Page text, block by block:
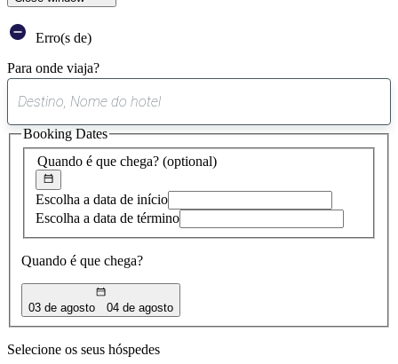
Erro(s de)
Para onde viaja?
sugestão
encontrada
Quando é que chega? (optional)
Escolha a data de início
Escolha a data de término
Quando é que chega?
03 de agosto 04 de agosto
Booking Dates
Selecione os seus hóspedes